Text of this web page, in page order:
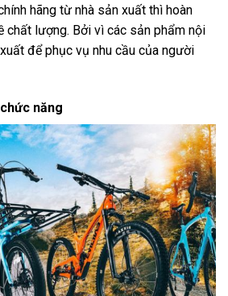
hãng từ nhà sản xuất thì hoàn
chất lượng. Bởi vì các sản phẩm nội
để phục vụ nhu cầu của người
năng